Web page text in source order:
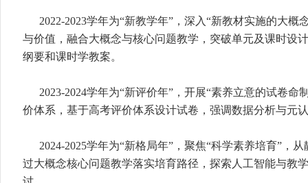
2022-2023学年为“新教学年”，深入“新教材实施的大概
与价值，融合大概念与核心问题教学，突破单元及课时设
纲要和课时学教案。
2023-2024学年为“新评价年”，开展“素养立意的试卷命
价体系，基于高考评价体系设计试卷，强调数据分析与元
2024-2025学年为“新格局年”，聚焦“科学素养培育”，
过大概念核心问题教学落实培育路径，探索人工智能与教